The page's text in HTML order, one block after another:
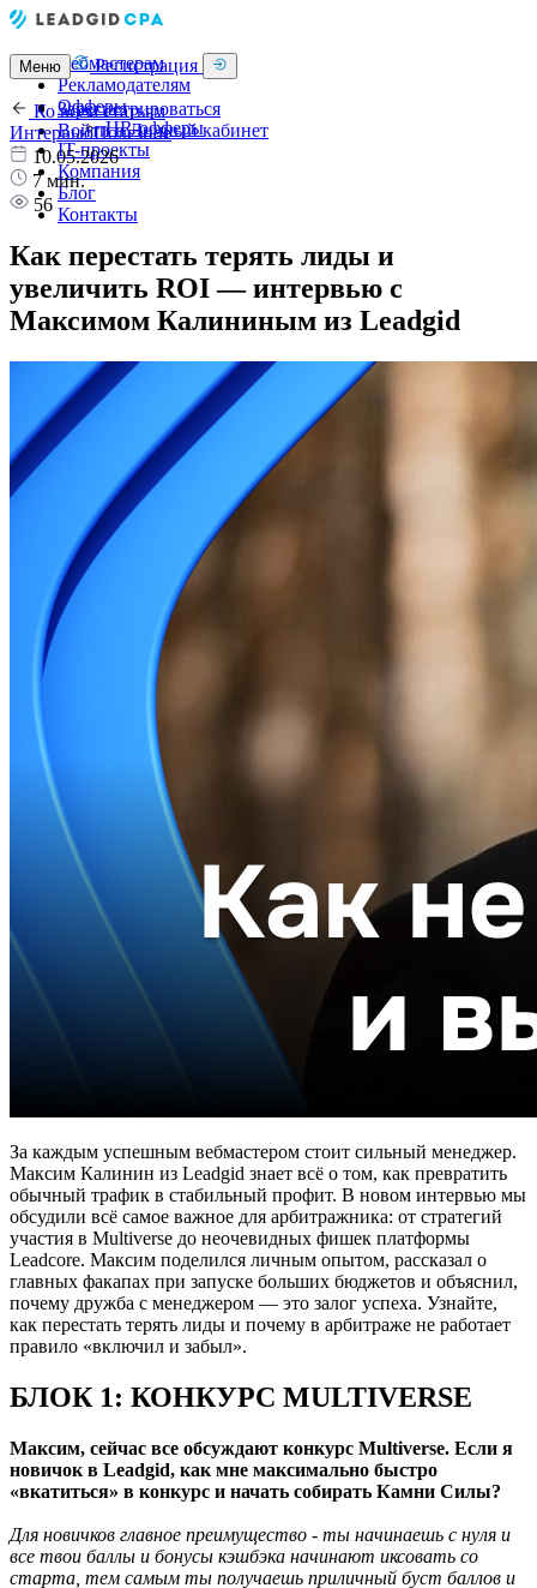
Вебмастерам
Рекламодателям
Офферы
HR-офферы
IT-проекты
Компания
Блог
Контакты
Меню Регистрация
Зарегистрироваться
Войти в Личный кабинет
Ко всем статьям
ИнтервьюПолезное
10.05.2026
7 мин.
56
Как перестать терять лиды и
увеличить ROI — интервью с
Максимом Калининым из Leadgid
За каждым успешным вебмастером стоит сильный менеджер.
Максим Калинин из Leadgid знает всё о том, как превратить
обычный трафик в стабильный профит. В новом интервью мы
обсудили всё самое важное для арбитражника: от стратегий
участия в Multiverse до неочевидных фишек платформы
Leadcore. Максим поделился личным опытом, рассказал о
главных факапах при запуске больших бюджетов и объяснил,
почему дружба с менеджером — это залог успеха. Узнайте,
как перестать терять лиды и почему в арбитраже не работает
правило «включил и забыл».
БЛОК 1: КОНКУРС MULTIVERSE
Максим, сейчас все обсуждают конкурс Multiverse. Если я
новичок в Leadgid, как мне максимально быстро
«вкатиться» в конкурс и начать собирать Камни Силы?
Для новичков главное преимущество - ты начинаешь с нуля и
все твои баллы и бонусы кэшбэка начинают иксовать со
старта, тем самым ты получаешь приличный буст баллов и